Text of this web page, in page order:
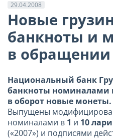
29.04.2008
Новые
банкноты и
в обращении
Национальный банк
банкноты номиналами
в оборот новые монеты.
Выпущены
номиналами в 1 и 10 лари
(«2007») и подписями